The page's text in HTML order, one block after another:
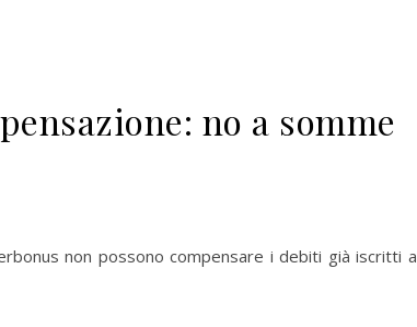
no a somme
non possono compensare i debiti già iscritti a